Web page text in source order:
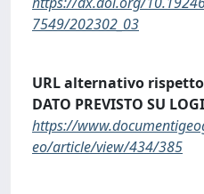
7549/202302_03
URL alternativo
DATO PREVISTO SU
https://
eo/article/view/434/385